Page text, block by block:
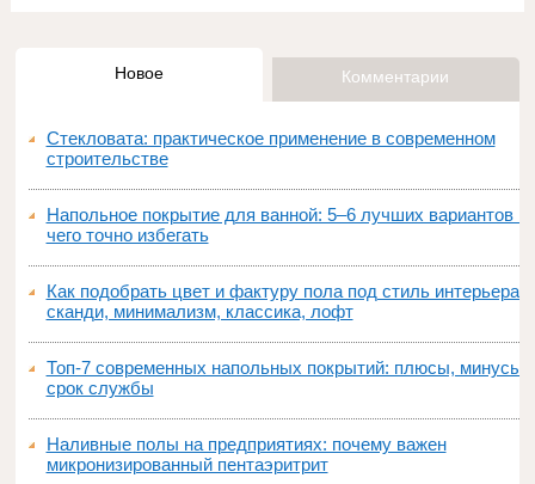
Новое Комментарии
Стекловата: практическое применение в современном
строительстве
Напольное покрытие для ванной: 5–6 лучших вариантов и
чего точно избегать
Как подобрать цвет и фактуру пола под стиль интерьера:
сканди, минимализм, классика, лофт
Топ‑7 современных напольных покрытий: плюсы, минусы,
срок службы
Наливные полы на предприятиях: почему важен
микронизированный пентаэритрит